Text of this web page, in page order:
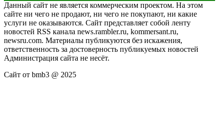
Данный сайт не является коммерческим проектом. На этом
сайте ни чего не продают, ни чего не покупают, ни какие
услуги не оказываются. Сайт представляет собой ленту
новостей RSS канала news.rambler.ru, kommersant.ru,
newsru.com. Материалы публикуются без искажения,
ответственность за достоверность публикуемых новостей
Администрация сайта не несёт.
Сайт от bmb3 @ 2025